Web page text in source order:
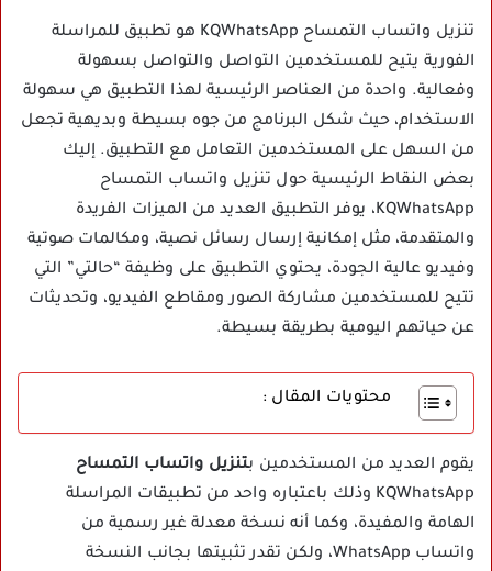
تنزيل واتساب التمساح KQWhatsApp هو تطبيق للمراسلة
الفورية يتيح للمستخدمين التواصل والتواصل بسهولة
وفعالية. واحدة من العناصر الرئيسية لهذا التطبيق هي سهولة
الاستخدام، حيث شكل البرنامج من جوه بسيطة وبديهية تجعل
من السهل على المستخدمين التعامل مع التطبيق. إليك
بعض النقاط الرئيسية حول تنزيل واتساب التمساح
KQWhatsApp، يوفر التطبيق العديد من الميزات الفريدة
والمتقدمة، مثل إمكانية إرسال رسائل نصية، ومكالمات صوتية
وفيديو عالية الجودة، يحتوي التطبيق على وظيفة “حالتي” التي
تتيح للمستخدمين مشاركة الصور ومقاطع الفيديو، وتحديثات
عن حياتهم اليومية بطريقة بسيطة.
محتويات المقال :
يقوم العديد من المستخدمين بتنزيل واتساب التمساح
KQWhatsApp وذلك باعتباره واحد من تطبيقات المراسلة
الهامة والمفيدة، وكما أنه نسخة معدلة غير رسمية من
واتساب WhatsApp، ولكن تقدر تثبيتها بجانب النسخة